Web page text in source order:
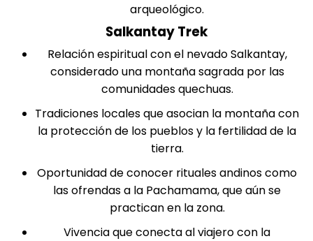
arqueológico.
Salkantay Trek
Relación espiritual con el nevado Salkantay,
considerado una montaña sagrada por las
comunidades quechuas.
Tradiciones locales que asocian la montaña con
la protección de los pueblos y la fertilidad de la
tierra.
Oportunidad de conocer rituales andinos como
las ofrendas a la Pachamama, que aún se
practican en la zona.
Vivencia que conecta al viajero con la